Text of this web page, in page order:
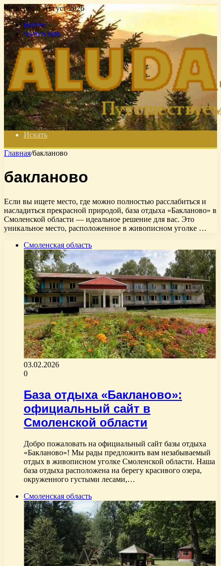
Четверг , 6 Август 2026
Войти
Switch skin
Искать
Главная/бакланово
бакланово
Если вы ищете место, где можно полностью расслабиться и
насладиться прекрасной природой, база отдыха «Бакланово» в
Смоленской области — идеальное решение для вас. Это
уникальное место, расположенное в живописном уголке …
Смоленская область
03.02.2026
0
База отдыха «Бакланово»:
официальный сайт в
Смоленской области
Добро пожаловать на официальный сайт базы отдыха
«Бакланово»! Мы рады предложить вам незабываемый
отдых в живописном уголке Смоленской области. Наша
база отдыха расположена на берегу красивого озера,
окруженного густыми лесами,…
Смоленская область